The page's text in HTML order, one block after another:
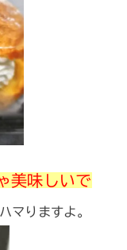
美味しいで
マりますよ。